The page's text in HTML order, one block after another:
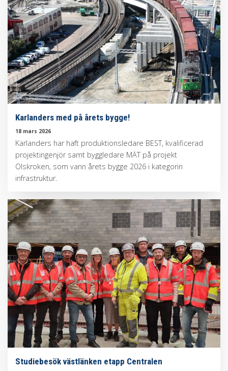
Karlanders med på årets bygge!
18 mars 2026
Karlanders har haft produktionsledare BEST, kvalificerad
projektingenjör samt byggledare MÄT på projekt
Olskroken, som vann årets bygge 2026 i kategorin
infrastruktur.
Studiebesök västlänken etapp Centralen